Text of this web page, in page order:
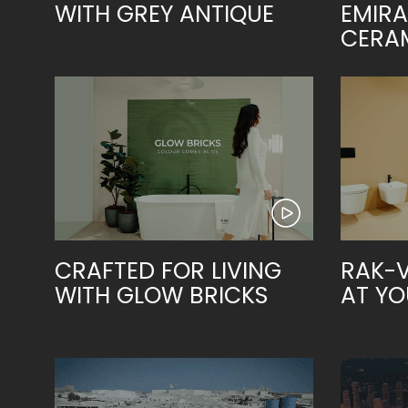
CEMENTO
CONTEMPORAIN TINTA UNITA METALLIC
MURO
VASCHE DA
BAGNO
ACCESSORI SISTEMI DI
RISCIACQUO
PIATTI DOCCIA
SPECCHI E LUCI SEAT COVERS
Slabs
PARETI
WITH GREY ANTIQUE
CRAFTED FOR LIVING
WITH GLOW BRICKS
RAK-
AT